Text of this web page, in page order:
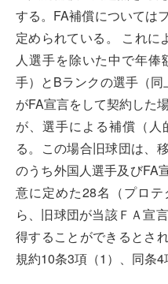
する。FA補償については
定められている。 これに
人選手を除いた中で年
手）とBランクの選手（同
がFA宣言をして契約した
が、選手による補償（
る。この場合旧球団は、
のうち外国人選手及びFA
意に定めた28名（プロ
ら、旧球団が当該ＦＡ宣
得することができるとさ
規約10条3項（1）、同条4